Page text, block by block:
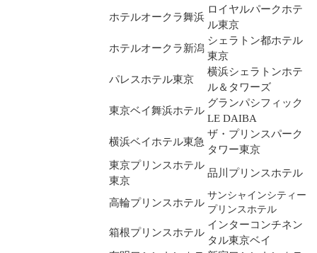
ホテルオークラ舞浜
ロイヤルパークホテ
ル東京
ホテルオークラ新潟
シェラトン都ホテル
東京
パレスホテル東京
横浜シェラトンホテ
ル＆タワーズ
東京ベイ舞浜ホテル
グランパシフィック
LE DAIBA
横浜ベイホテル東急
ザ・プリンスパーク
タワー東京
東京プリンスホテル
東京
品川プリンスホテル
高輪プリンスホテル
サンシャインシティー
プリンスホテル
箱根プリンスホテル
インターコンチネン
タル東京ベイ